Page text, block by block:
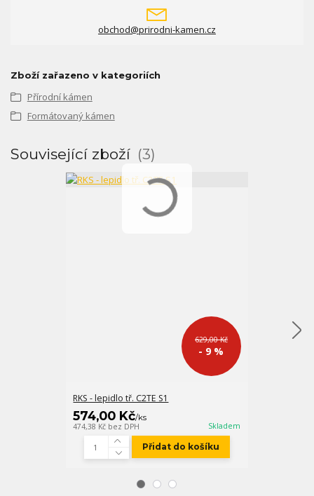
obchod@prirodni-kamen.cz
Zboží zařazeno v kategoriích
Přírodní kámen
Formátovaný kámen
Související zboží 3
629,00 Kč
- 9 %
RKS - lepidlo tř. C2TE S1
574,00 Kč/ks
474,38 Kč bez DPH Skladem
Přidat do košíku